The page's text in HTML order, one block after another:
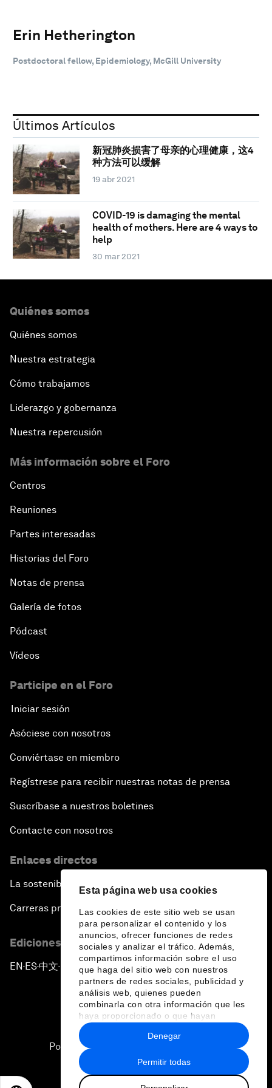
Esta página web usa cookies
Las cookies de este sitio web se usan
para personalizar el contenido y los
anuncios, ofrecer funciones de redes
sociales y analizar el tráfico. Además,
compartimos información sobre el uso
que haga del sitio web con nuestros
partners de redes sociales, publicidad y
análisis web, quienes pueden
combinarla con otra información que les
haya proporcionado o que hayan
recopilado a partir del uso que haya
hecho de sus servicios.
Permitir todas
Denegar
Erin Hetherington
Postdoctoral fellow, Epidemiology, McGill University
Últimos Artículos
新冠肺炎损害了母亲的心理健康，这4
种方法可以缓解
19 abr 2021
COVID-19 is damaging the mental
health of mothers. Here are 4 ways to
help
30 mar 2021
Quiénes somos
Quiénes somos
Nuestra estrategia
Cómo trabajamos
Liderazgo y gobernanza
Nuestra repercusión
Más información sobre el Foro
Centros
Reuniones
Partes interesadas
Historias del Foro
Notas de prensa
Galería de fotos
Pódcast
Vídeos
Participe en el Foro
Iniciar sesión
Asóciese con nosotros
Conviértase en miembro
Regístrese para recibir nuestras notas de prensa
Suscríbase a nuestros boletines
Contacte con nosotros
Enlaces directos
La sostenibilidad en el Foro
Carreras profesionales
Ediciones en otros idiomas
EN ▪ES▪中文▪ 日本語
Política de privacidad y normas de uso
Sitemap